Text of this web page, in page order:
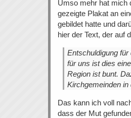
Umso mehr hat mich
gezeigte Plakat an
gebildet hatte und
hier der Text, der auf
Entschuldigung
für uns ist dies
Region ist bunt.
Kirchgemeinden
Das kann ich voll
dass der Mut